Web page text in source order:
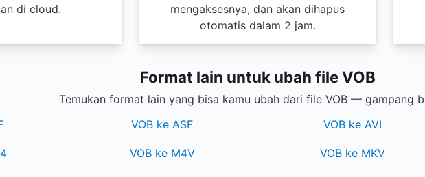
di cloud.
mengaksesnya, dan akan dihapus
otomatis dalam 2 jam.
Format lain untuk ubah file VOB
Temukan format lain yang bisa kamu ubah dari file VOB — gampang
VOB ke ASF VOB ke AVI
VOB ke M4V VOB ke MKV